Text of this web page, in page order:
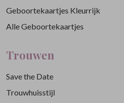
Geboortekaartjes Kleurrijk
Alle Geboortekaartjes
Trouwen
Save the Date
Trouwhuisstijl